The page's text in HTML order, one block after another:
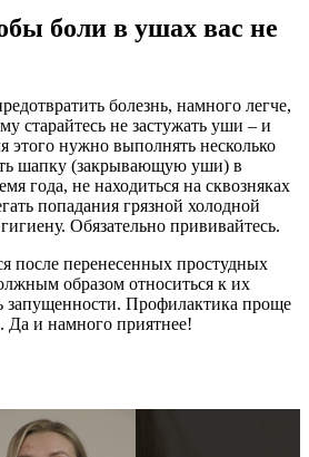
боли в ушах вас не
болезнь, намного легче,
старайтесь не застужать уши – и
этого нужно выполнять несколько
шапку (закрывающую уши) в
года, не находиться на сквозняках
попадания грязной холодной
Обязательно прививайтесь.
после перенесенных простудных
образом относиться к их
запущенности. Профилактика проще
Да и намного приятнее!